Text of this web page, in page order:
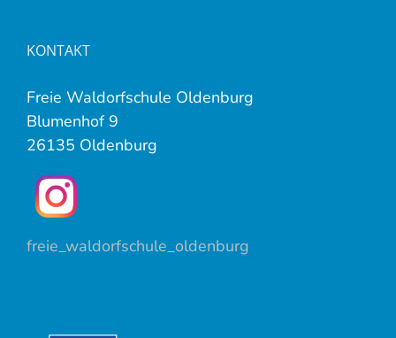
KONTAKT
Freie Waldorfschule Oldenburg
Blumenhof 9
26135 Oldenburg
freie_waldorfschule_oldenburg